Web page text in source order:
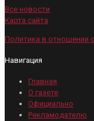
Все новости
Карта сайта
Политика в отношении
Навигация
Главная
О газете
Официально
Рекламодателю